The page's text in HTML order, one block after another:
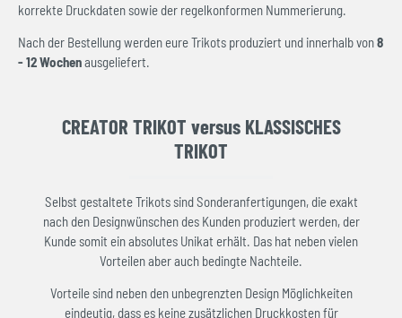
korrekte Druckdaten sowie der regelkonformen Nummerierung.
Nach der Bestellung werden eure Trikots produziert und innerhalb von8
- 12 Wochenausgeliefert.
CREATOR TRIKOT versus KLASSISCHES
TRIKOT
Selbst gestaltete Trikots sind Sonderanfertigungen, die exakt
nach den Designwünschen des Kunden produziert werden, der
Kunde somit ein absolutes Unikat erhält. Das hat neben vielen
Vorteilen aber auch bedingte Nachteile.
Vorteile sind neben den unbegrenzten Design Möglichkeiten
eindeutig, dass es keine zusätzlichen Druckkosten für